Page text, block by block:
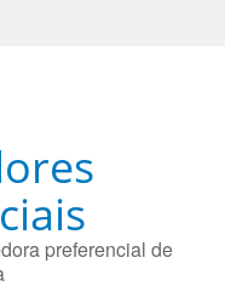
preferencial de